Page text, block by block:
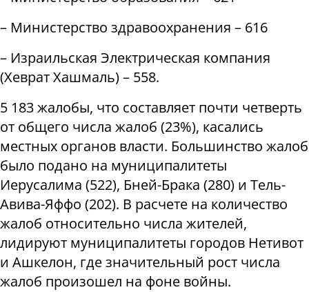
– Министерство здравоохранения – 616
– Израильская Электрическая компания
(Хеврат Хашмаль) – 558.
5 183 жалобы, что составляет почти четверть
от общего числа жалоб (23%), касались
местных органов власти. Большинство жалоб
было подано на муниципалитеты
Иерусалима (522), Бней-Брака (280) и Тель-
Авива-Яффо (202). В расчете на количество
жалоб относительно числа жителей,
лидируют муниципалитеты городов Нетивот
и Ашкелон, где значительный рост числа
жалоб произошел на фоне войны.